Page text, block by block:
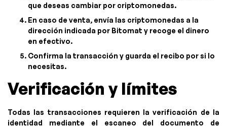
que deseas cambiar por criptomonedas.
En caso de venta, envía las criptomonedas a la
dirección indicada por Bitomat y recoge el dinero
en efectivo.
Confirma la transacción y guarda el recibo por si lo
necesitas.
Verificación y límites
Todas las transacciones requieren la verificación de la
identidad mediante el escaneo del documento de